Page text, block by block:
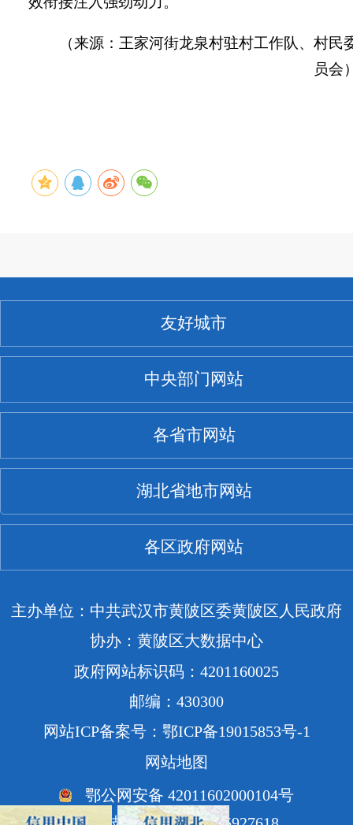
（来源： 王家河街龙泉村驻村工作队、 村民
员会
友好城市
中央部门网站
各省市网站
湖北省地市网站
各区政府网站
主办单位：中共武汉市黄陂区委黄陂区人民政府
协办：黄陂区大数据中心
政府网站标识码：4201160025
邮编：430300
网站ICP备案号：鄂ICP备19015853号-1
网站地图
鄂公网安备 42011602000104号